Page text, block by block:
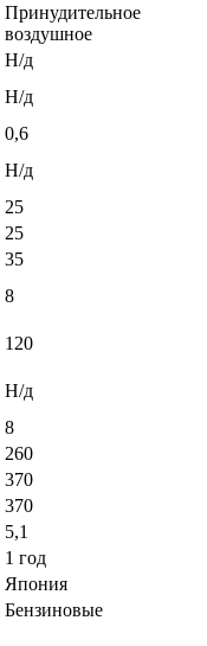
Принудительное
воздушное
Н/д
Н/д
0,6
Н/д
25
25
35
8
120
Н/д
8
260
370
370
5,1
1 год
Япония
Бензиновые